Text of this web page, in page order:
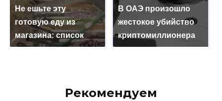
Не ешьте эту
готовую еду из
магазина: список
В ОАЭ произошло
жестокое убийство
криптомиллионера
Рекомендуем